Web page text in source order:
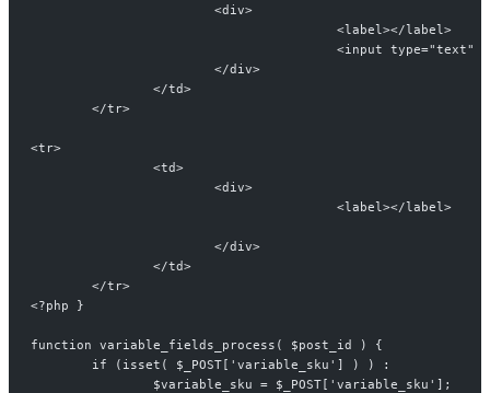
			<div>
					<label></label>
<input
			</div>
		</td>
	</tr>
<tr>
		<td>
			<div>
					<label></label>
			</div>
		</td>
	</tr>
<?php }
function variable_fields_process( $post_id ) {
	if (isset( $_POST['variable_sku'] ) ) :
		$variable_sku = $_POST['variable_sku'];